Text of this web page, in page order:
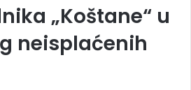
„Koštane“ u
neisplaćenih